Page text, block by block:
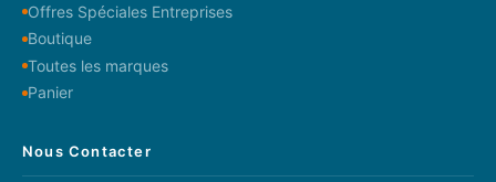
Offres Spéciales Entreprises
Boutique
Toutes les marques
Panier
Nous Contacter